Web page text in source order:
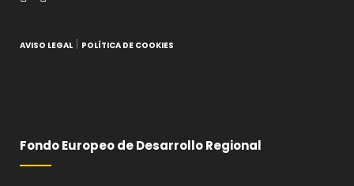
AVISO LEGAL POLÍTICA DE COOKIES
Fondo Europeo de Desarrollo Regional